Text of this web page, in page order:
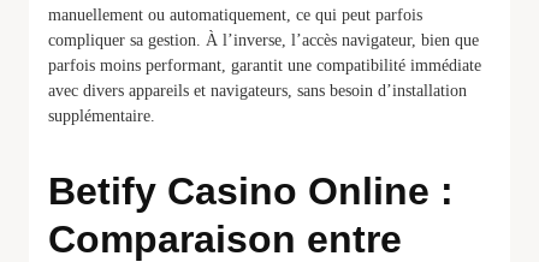
manuellement ou automatiquement, ce qui peut parfois
compliquer sa gestion. À l’inverse, l’accès navigateur, bien que
parfois moins performant, garantit une compatibilité immédiate
avec divers appareils et navigateurs, sans besoin d’installation
supplémentaire.
Betify Casino Online :
Comparaison entre